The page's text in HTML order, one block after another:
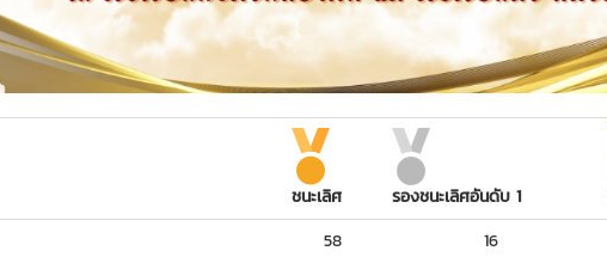
ชนะเลิศ
รองชนะเลิศอันดับ 1
58 16